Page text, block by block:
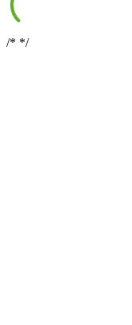
/* */